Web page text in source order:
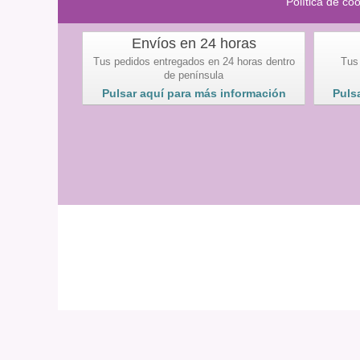
Envíos en 24 horas
Tus pedidos entregados en 24 horas dentro
de península
Pulsar aquí para más información